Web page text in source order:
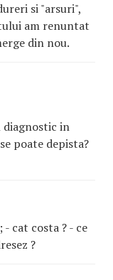
si "arsuri",
am renuntat
din nou.
diagnostic in
poate depista?
cat costa ? - ce
?